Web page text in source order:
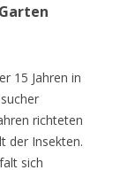
15 Jahren in
richteten
der Insekten.
sich